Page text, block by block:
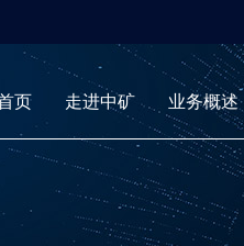
页 走进中矿 业务概述